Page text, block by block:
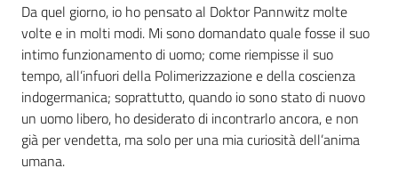
Attività
Argomenti
Per i media
Da quel giorno, io ho pensato al Doktor Pannwitz molte
volte e in molti modi. Mi sono domandato quale fosse il suo
intimo funzionamento di uomo; come riempisse il suo
tempo, all’infuori della Polimerizzazione e della coscienza
indogermanica; soprattutto, quando io sono stato di nuovo
un uomo libero, ho desiderato di incontrarlo ancora, e non
già per vendetta, ma solo per una mia curiosità dell’anima
umana.